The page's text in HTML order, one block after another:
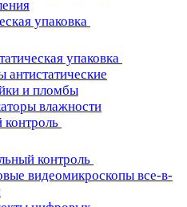
упаковка
упаковка
антистатические
и пломбы
влажности
контроль
видеомикроскопы все-в-